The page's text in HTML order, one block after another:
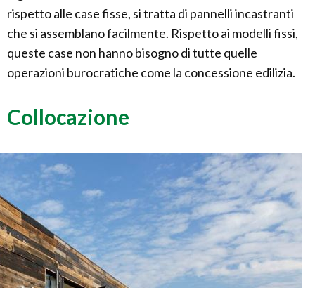
rispetto alle case fisse, si tratta di pannelli incastranti
che si assemblano facilmente. Rispetto ai modelli fissi,
queste case non hanno bisogno di tutte quelle
operazioni burocratiche come la concessione edilizia.
Collocazione